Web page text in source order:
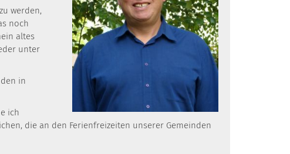
werden,
noch
altes
unter
in
ich
die an den Ferienfreizeiten unserer Gemeinden